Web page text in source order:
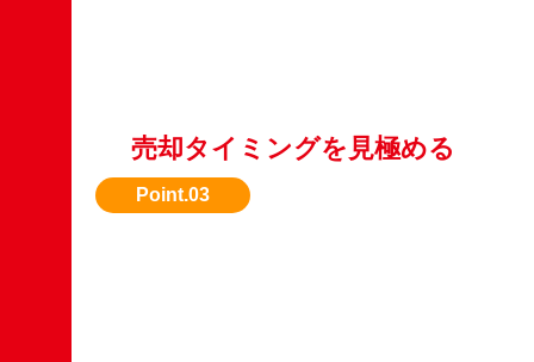
売却タイミングを見極める
繁忙期（春〜夏）は需要が高く、査定額も上